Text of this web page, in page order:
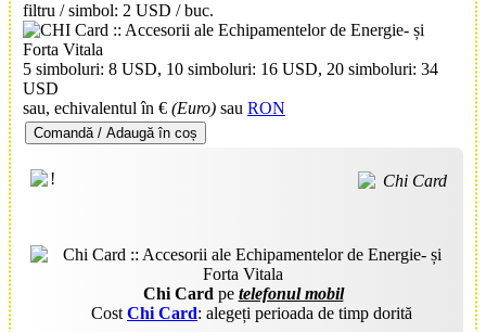
filtru / simbol: 2 USD / buc.
5 simboluri: 8 USD, 10 simboluri: 16 USD, 20 simboluri: 34
USD
sau, echivalentul în € (Euro) sau RON
Comandă / Adaugă în coș
Chi Card pe telefonul mobil
Cost Chi Card: alegeți perioada de timp dorită